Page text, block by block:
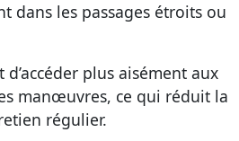
dans les passages étroits ou
plus aisément aux
manœuvres, ce qui réduit la
régulier.